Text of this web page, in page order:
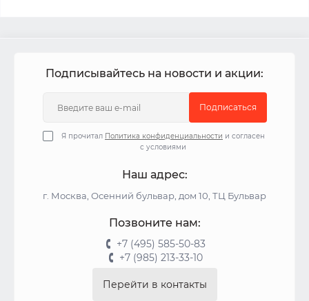
Подписывайтесь на новости и акции:
Подписаться
Я прочитал Политика конфиденциальности и согласен
с условиями
Наш адрес:
г. Москва, Осенний бульвар, дом 10, ТЦ Бульвар
Позвоните нам:
+7 (495) 585-50-83
+7 (985) 213-33-10
Перейти в контакты